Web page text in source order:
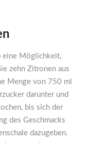
eine Möglichkeit,
zehn Zitronen aus
Menge von 750 ml
darunter und
bis sich der
des Geschmacks
dazugeben.